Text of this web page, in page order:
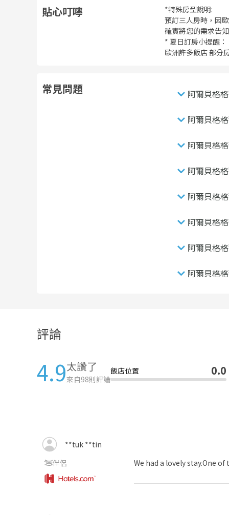
貼心叮嚀
*特殊房型說明:
預訂三人房時，因
確實將您的需求告
* 夏日訂房小提醒：
歐洲許多飯店 部分
常見問題 阿爾貝格
阿爾貝格
阿爾貝格
阿爾貝格
阿爾貝格
阿爾貝格
阿爾貝格
阿爾貝格
評論
4.9太讚了
來自98則評論
飯店位置 0.0
**tuk **tin
伴侶
We had a lovely stay.One